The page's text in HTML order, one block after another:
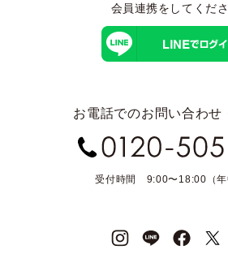
会員連携をしてくださ
お電話でのお問い合わせ
受付時間 9:00〜18:00（年